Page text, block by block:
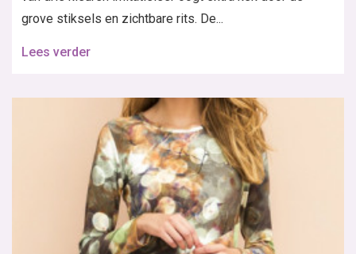
grove stiksels en zichtbare rits. De...
Lees verder